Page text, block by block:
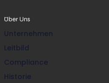
Über Uns
Unternehmen
Leitbild
Compliance
Historie